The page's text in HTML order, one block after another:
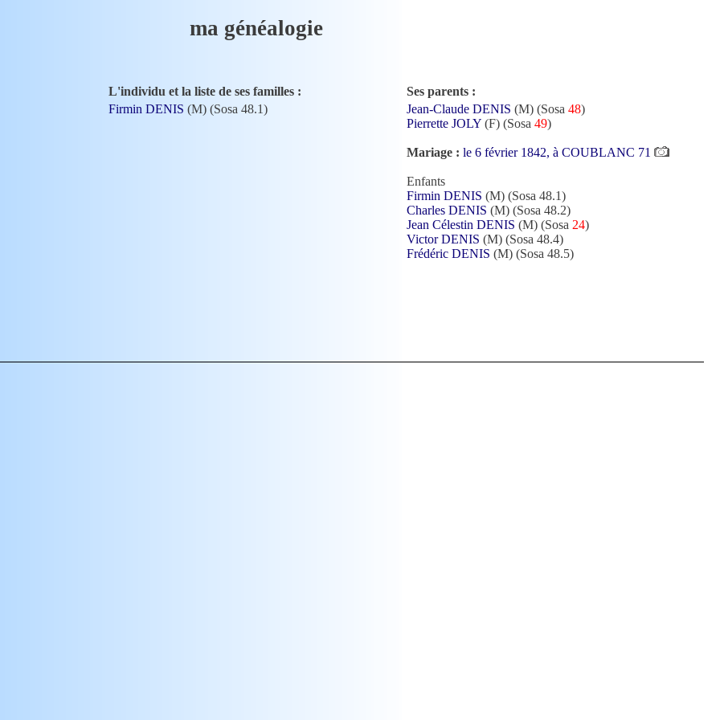
ma généalogie
L'individu et la liste de ses familles :
Ses parents :
Firmin DENIS (M) (Sosa 48.1) Jean-Claude DENIS (M) (Sosa 48)
Pierrette JOLY (F) (Sosa 49)
Mariage : le 6 février 1842, à COUBLANC 71
Enfants
Firmin DENIS (M) (Sosa 48.1)
Charles DENIS (M) (Sosa 48.2)
Jean Célestin DENIS (M) (Sosa 24)
Victor DENIS (M) (Sosa 48.4)
Frédéric DENIS (M) (Sosa 48.5)